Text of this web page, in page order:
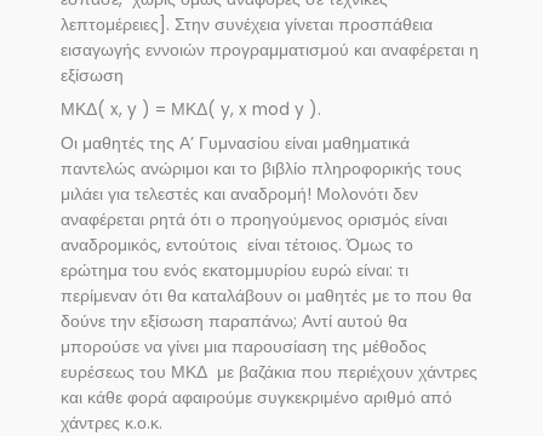
λεπτομέρειες]. Στην συνέχεια γίνεται προσπάθεια
εισαγωγής εννοιών προγραμματισμού και αναφέρεται η
εξίσωση
ΜΚΔ( x, y ) = ΜΚΔ( y, x mod y ).
Οι μαθητές της Α’ Γυμνασίου είναι μαθηματικά
παντελώς ανώριμοι και το βιβλίο πληροφορικής τους
μιλάει για τελεστές και αναδρομή! Μολονότι δεν
αναφέρεται ρητά ότι ο προηγούμενος ορισμός είναι
αναδρομικός, εντούτοις είναι τέτοιος. Όμως το
ερώτημα του ενός εκατομμυρίου ευρώ είναι: τι
περίμεναν ότι θα καταλάβουν οι μαθητές με το που θα
δούνε την εξίσωση παραπάνω; Αντί αυτού θα
μπορούσε να γίνει μια παρουσίαση της μέθοδος
ευρέσεως του ΜΚΔ με βαζάκια που περιέχουν χάντρες
και κάθε φορά αφαιρούμε συγκεκριμένο αριθμό από
χάντρες κ.ο.κ.